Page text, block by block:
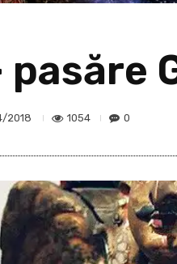
pasăre
2018 1054 0